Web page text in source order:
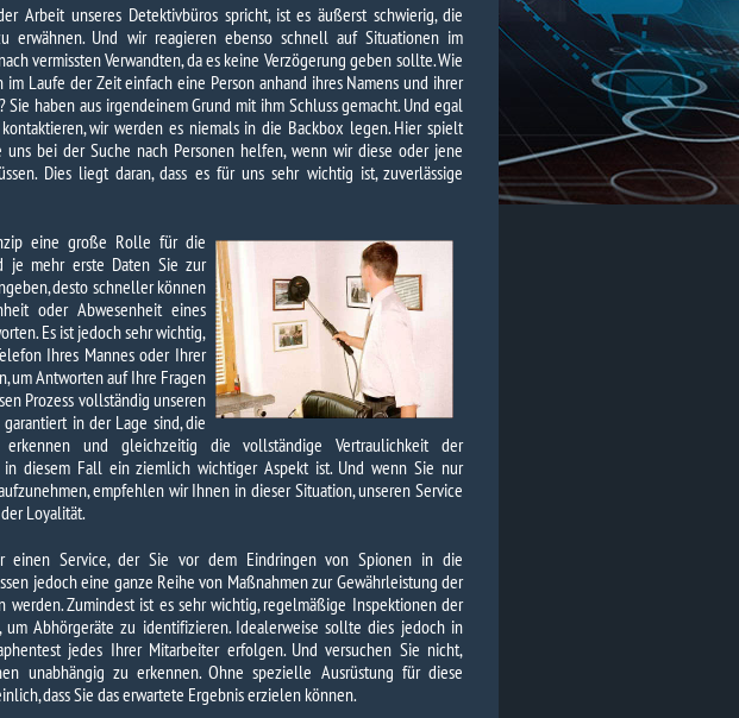
Arbeit unseres Detektivbüros spricht, ist es äußerst schwierig, die
erwähnen. Und wir reagieren ebenso schnell auf Situationen im
vermissten Verwandten, da es keine Verzögerung geben sollte. Wie
Laufe der Zeit einfach eine Person anhand ihres Namens und ihrer
haben aus irgendeinem Grund mit ihm Schluss gemacht. Und egal
wir werden es niemals in die Backbox legen. Hier spielt
bei der Suche nach Personen helfen, wenn wir diese oder jene
Dies liegt daran, dass es für uns sehr wichtig ist, zuverlässige
eine große Rolle für die
je mehr erste Daten Sie zur
desto schneller können
oder Abwesenheit eines
Es ist jedoch sehr wichtig,
Ihres Mannes oder Ihrer
um Antworten auf Ihre Fragen
Prozess vollständig unseren
in der Lage sind, die
und gleichzeitig die vollständige Vertraulichkeit der
in diesem Fall ein ziemlich wichtiger Aspekt ist. Und wenn Sie nur
empfehlen wir Ihnen in dieser Situation, unseren Service
Loyalität.
einen Service, der Sie vor dem Eindringen von Spionen in die
jedoch eine ganze Reihe von Maßnahmen zur Gewährleistung der
werden. Zumindest ist es sehr wichtig, regelmäßige Inspektionen der
um Abhörgeräte zu identifizieren. Idealerweise sollte dies jedoch in
jedes Ihrer Mitarbeiter erfolgen. Und versuchen Sie nicht,
unabhängig zu erkennen. Ohne spezielle Ausrüstung für diese
dass Sie das erwartete Ergebnis erzielen können.